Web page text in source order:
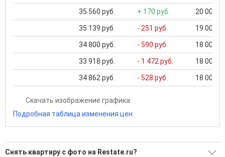
35 560 руб. + 170 руб. 20 000
35 139 руб. - 251 руб. 19 000
34 800 руб. - 590 руб. 18 000
33 918 руб. - 1 472 руб. 18 000
34 862 руб. - 528 руб. 18 000
Скачать изображение графика
Подробная таблица изменения цен
Снять квартиру с фото на Restate.ru?